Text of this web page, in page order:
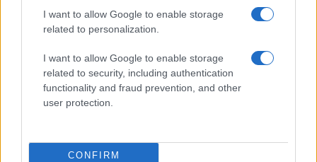
I want to allow Google to enable storage
related to personalization.
I want to allow Google to enable storage
related to security, including authentication
functionality and fraud prevention, and other
user protection.
CONFIRM